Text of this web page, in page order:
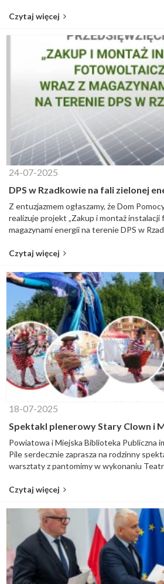
Czytaj więcej
24-07-2025
DPS w Rzadkowie na fali zielonej
Z entuzjazmem ogłaszamy, że Dom
realizuje projekt „Zakup i montaż
magazynami energii na terenie DPS w
Czytaj więcej
18-07-2025
Spektakl plenerowy Stary Clown i
Powiatowa i Miejska Biblioteka Publiczna
Pile serdecznie zaprasza na rodzinny
warsztaty z pantomimy w wykonaniu
Czytaj więcej